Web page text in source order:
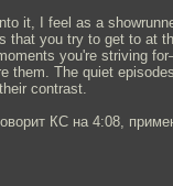
it, I feel as a
that you try to get to at
you're striving
them. The quiet
contrast.
КС на 4:08,